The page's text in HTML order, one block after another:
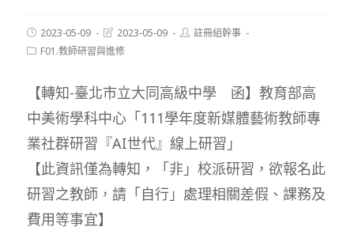
Post
published:
2023-05-09
Post
last
modified:
2023-05-09
Post註冊組幹事
PostF01.教師研習與進修
【轉知-臺北市立大同高級中學 函】教育部高
中美術學科中心「111學年度新媒體藝術教師專
業社群研習『AI世代』線上研習」
【此資訊僅為轉知，「非」校派研習，欲報名此
研習之教師，請「自行」處理相關差假、課務及
費用等事宜】